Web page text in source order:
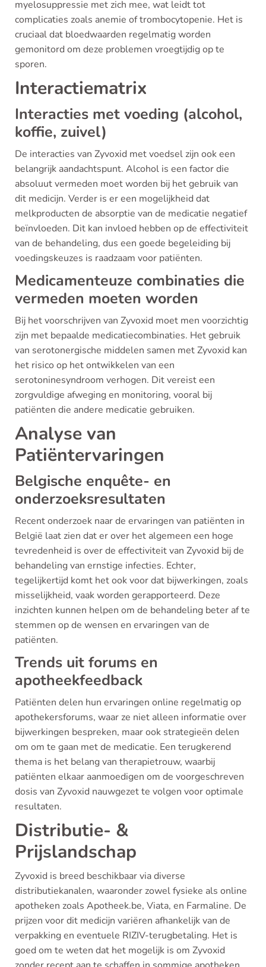
myelosuppressie met zich mee, wat leidt tot
complicaties zoals anemie of trombocytopenie. Het is
cruciaal dat bloedwaarden regelmatig worden
gemonitord om deze problemen vroegtijdig op te
sporen.
Interactiematrix
Interacties met voeding (alcohol,
koffie, zuivel)
De interacties van Zyvoxid met voedsel zijn ook een
belangrijk aandachtspunt. Alcohol is een factor die
absoluut vermeden moet worden bij het gebruik van
dit medicijn. Verder is er een mogelijkheid dat
melkproducten de absorptie van de medicatie negatief
beïnvloeden. Dit kan invloed hebben op de effectiviteit
van de behandeling, dus een goede begeleiding bij
voedingskeuzes is raadzaam voor patiënten.
Medicamenteuze combinaties die
vermeden moeten worden
Bij het voorschrijven van Zyvoxid moet men voorzichtig
zijn met bepaalde medicatiecombinaties. Het gebruik
van serotonergische middelen samen met Zyvoxid kan
het risico op het ontwikkelen van een
serotoninesyndroom verhogen. Dit vereist een
zorgvuldige afweging en monitoring, vooral bij
patiënten die andere medicatie gebruiken.
Analyse van
Patiëntervaringen
Belgische enquête- en
onderzoeksresultaten
Recent onderzoek naar de ervaringen van patiënten in
België laat zien dat er over het algemeen een hoge
tevredenheid is over de effectiviteit van Zyvoxid bij de
behandeling van ernstige infecties. Echter,
tegelijkertijd komt het ook voor dat bijwerkingen, zoals
misselijkheid, vaak worden gerapporteerd. Deze
inzichten kunnen helpen om de behandeling beter af te
stemmen op de wensen en ervaringen van de
patiënten.
Trends uit forums en
apotheekfeedback
Patiënten delen hun ervaringen online regelmatig op
apothekersforums, waar ze niet alleen informatie over
bijwerkingen bespreken, maar ook strategieën delen
om om te gaan met de medicatie. Een terugkerend
thema is het belang van therapietrouw, waarbij
patiënten elkaar aanmoedigen om de voorgeschreven
dosis van Zyvoxid nauwgezet te volgen voor optimale
resultaten.
Distributie- &
Prijslandschap
Zyvoxid is breed beschikbaar via diverse
distributiekanalen, waaronder zowel fysieke als online
apotheken zoals Apotheek.be, Viata, en Farmaline. De
prijzen voor dit medicijn variëren afhankelijk van de
verpakking en eventuele RIZIV-terugbetaling. Het is
goed om te weten dat het mogelijk is om Zyvoxid